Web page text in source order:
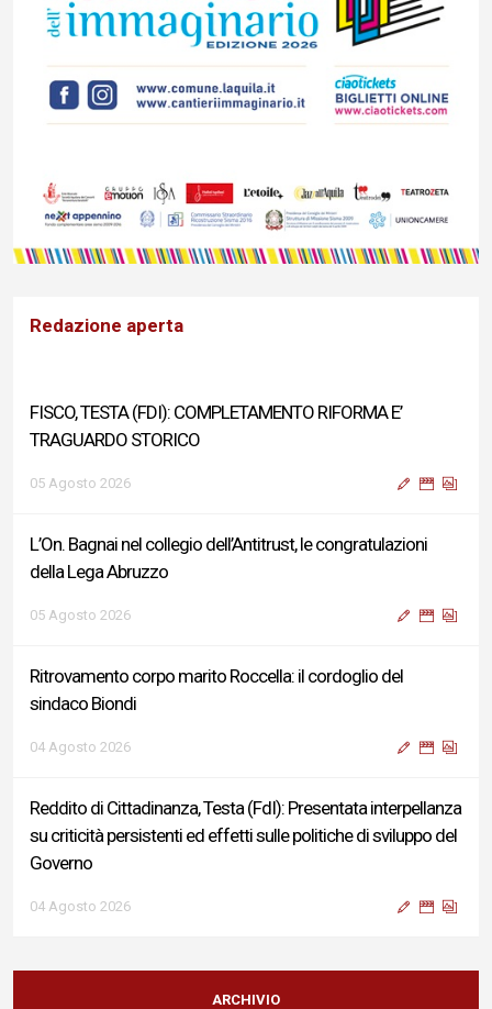
Redazione aperta
FISCO, TESTA (FDI): COMPLETAMENTO RIFORMA E’
TRAGUARDO STORICO
05 Agosto 2026
L’On. Bagnai nel collegio dell’Antitrust, le congratulazioni
della Lega Abruzzo
05 Agosto 2026
Ritrovamento corpo marito Roccella: il cordoglio del
sindaco Biondi
04 Agosto 2026
Reddito di Cittadinanza, Testa (FdI): Presentata interpellanza
su criticità persistenti ed effetti sulle politiche di sviluppo del
Governo
04 Agosto 2026
Sigismondi, Liris e Testa: “Profondo cordoglio e vicinanza al
Ministro Roccella e alla sua famiglia”
ARCHIVIO